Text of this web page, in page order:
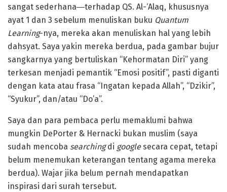
sangat sederhana―terhadap QS. Al-‘Alaq, khususnya
ayat 1 dan 3 sebelum menuliskan buku Quantum
Learning-nya, mereka akan menuliskan hal yang lebih
dahsyat. Saya yakin mereka berdua, pada gambar bujur
sangkarnya yang bertuliskan “Kehormatan Diri” yang
terkesan menjadi pemantik “Emosi positif”, pasti diganti
dengan kata atau frasa “Ingatan kepada Allah”, “Dzikir”,
“Syukur”, dan/atau “Do’a”.
Saya dan para pembaca perlu memaklumi bahwa
mungkin DePorter & Hernacki bukan muslim (saya
sudah mencoba searchingdi googlesecara cepat, tetapi
belum menemukan keterangan tentang agama mereka
berdua). Wajar jika belum pernah mendapatkan
inspirasi dari surah tersebut.